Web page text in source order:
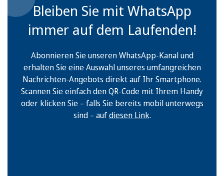
Bleiben Sie mit WhatsApp
immer auf dem Laufenden!
Abonnieren Sie unseren WhatsApp-Kanal und
erhalten Sie eine Auswahl unseres umfangreichen
Nachrichten-Angebots direkt auf Ihr Smartphone.
Scannen Sie einfach den QR-Code mit Ihrem Handy
oder klicken Sie – falls Sie bereits mobil unterwegs
sind – aufdiesen Link.